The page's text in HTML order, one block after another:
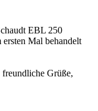
EBL 250
Mal behandelt
Grüße,